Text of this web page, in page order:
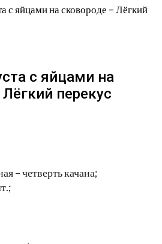
с яйцами на сковороде – Лёгкий
с яйцами на
перекус
– четверть качана;